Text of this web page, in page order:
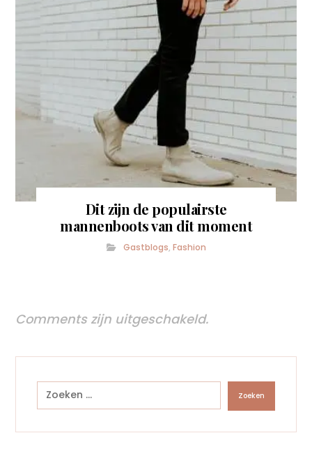
Dit zijn de populairste
mannenboots van dit moment
Gastblogs, Fashion
Comments zijn uitgeschakeld.
Zoeken